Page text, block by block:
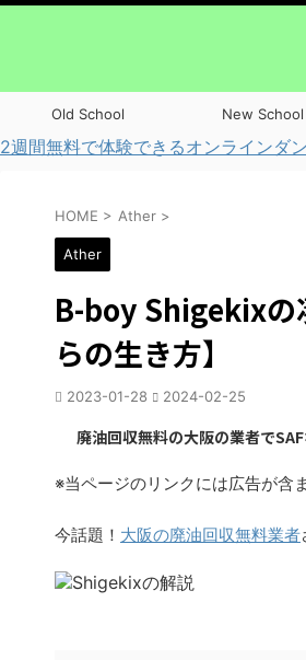
Old School New School
2週間無料で体験できるオンラインダ
HOME > Ather >
Ather
B-boy Shigekixの
らの生き方】
2023-01-28 2024-02-25
廃油回収無料の大阪の業者で
※当ページのリンクには広告が含
今話題！ 大阪の廃油回収無料業者